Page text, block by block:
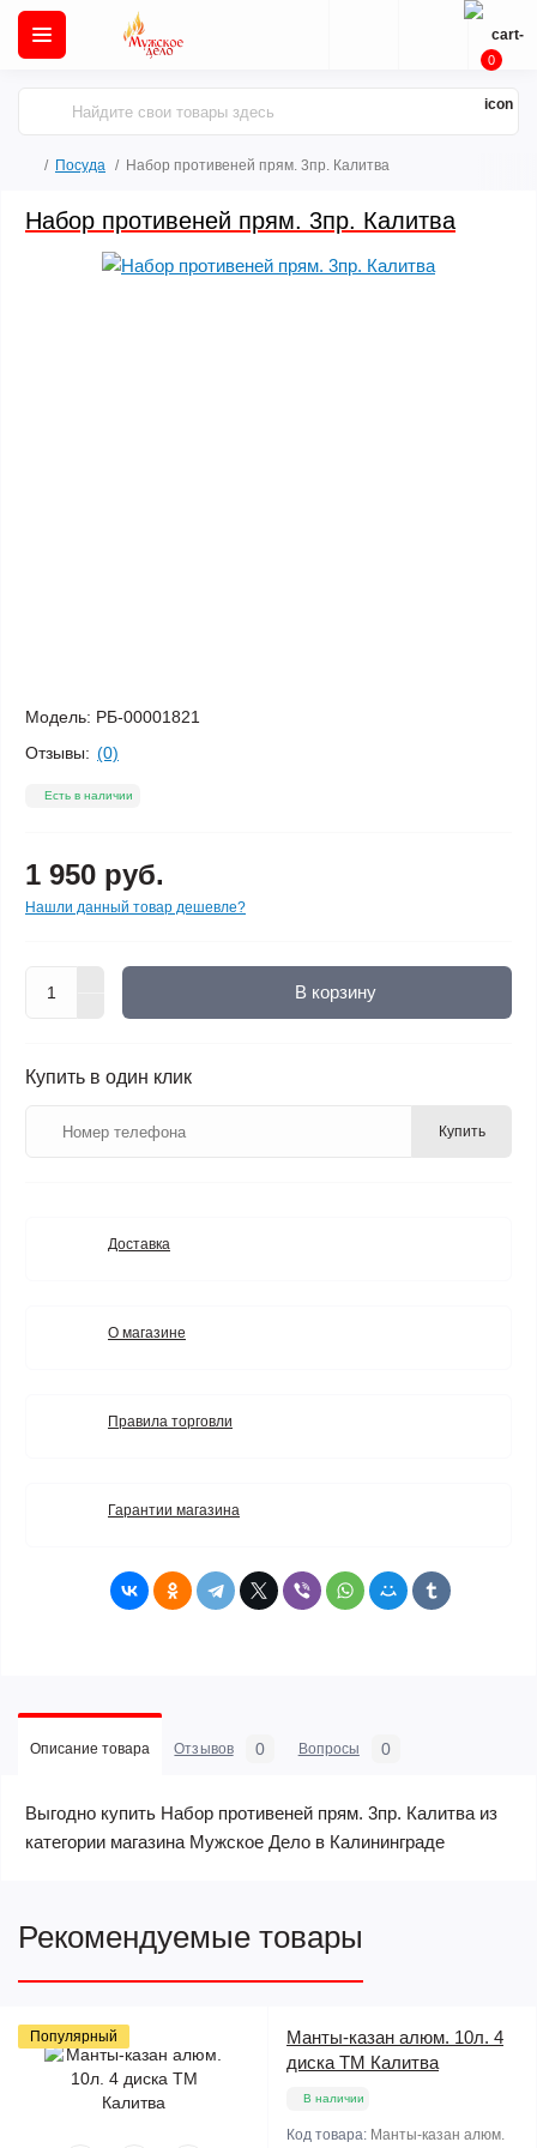
0
Посуда Набор противеней прям. 3пр. Калитва
Набор противеней прям. 3пр. Калитва
Модель: РБ-00001821
Отзывы: (0)
Есть в наличии
1 950 руб.
Нашли данный товар дешевле?
В корзину
Купить в один клик
Купить
Доставка
О магазине
Правила торговли
Гарантии магазина
Описание товара Отзывов 0 Вопросы 0
Выгодно купить Набор противеней прям. 3пр. Калитва из
категории магазина Мужское Дело в Калининграде
Рекомендуемые товары
Популярный
Манты-казан алюм. 10л. 4
диска ТМ Калитва
В наличии
Код товара: Манты-казан алюм.